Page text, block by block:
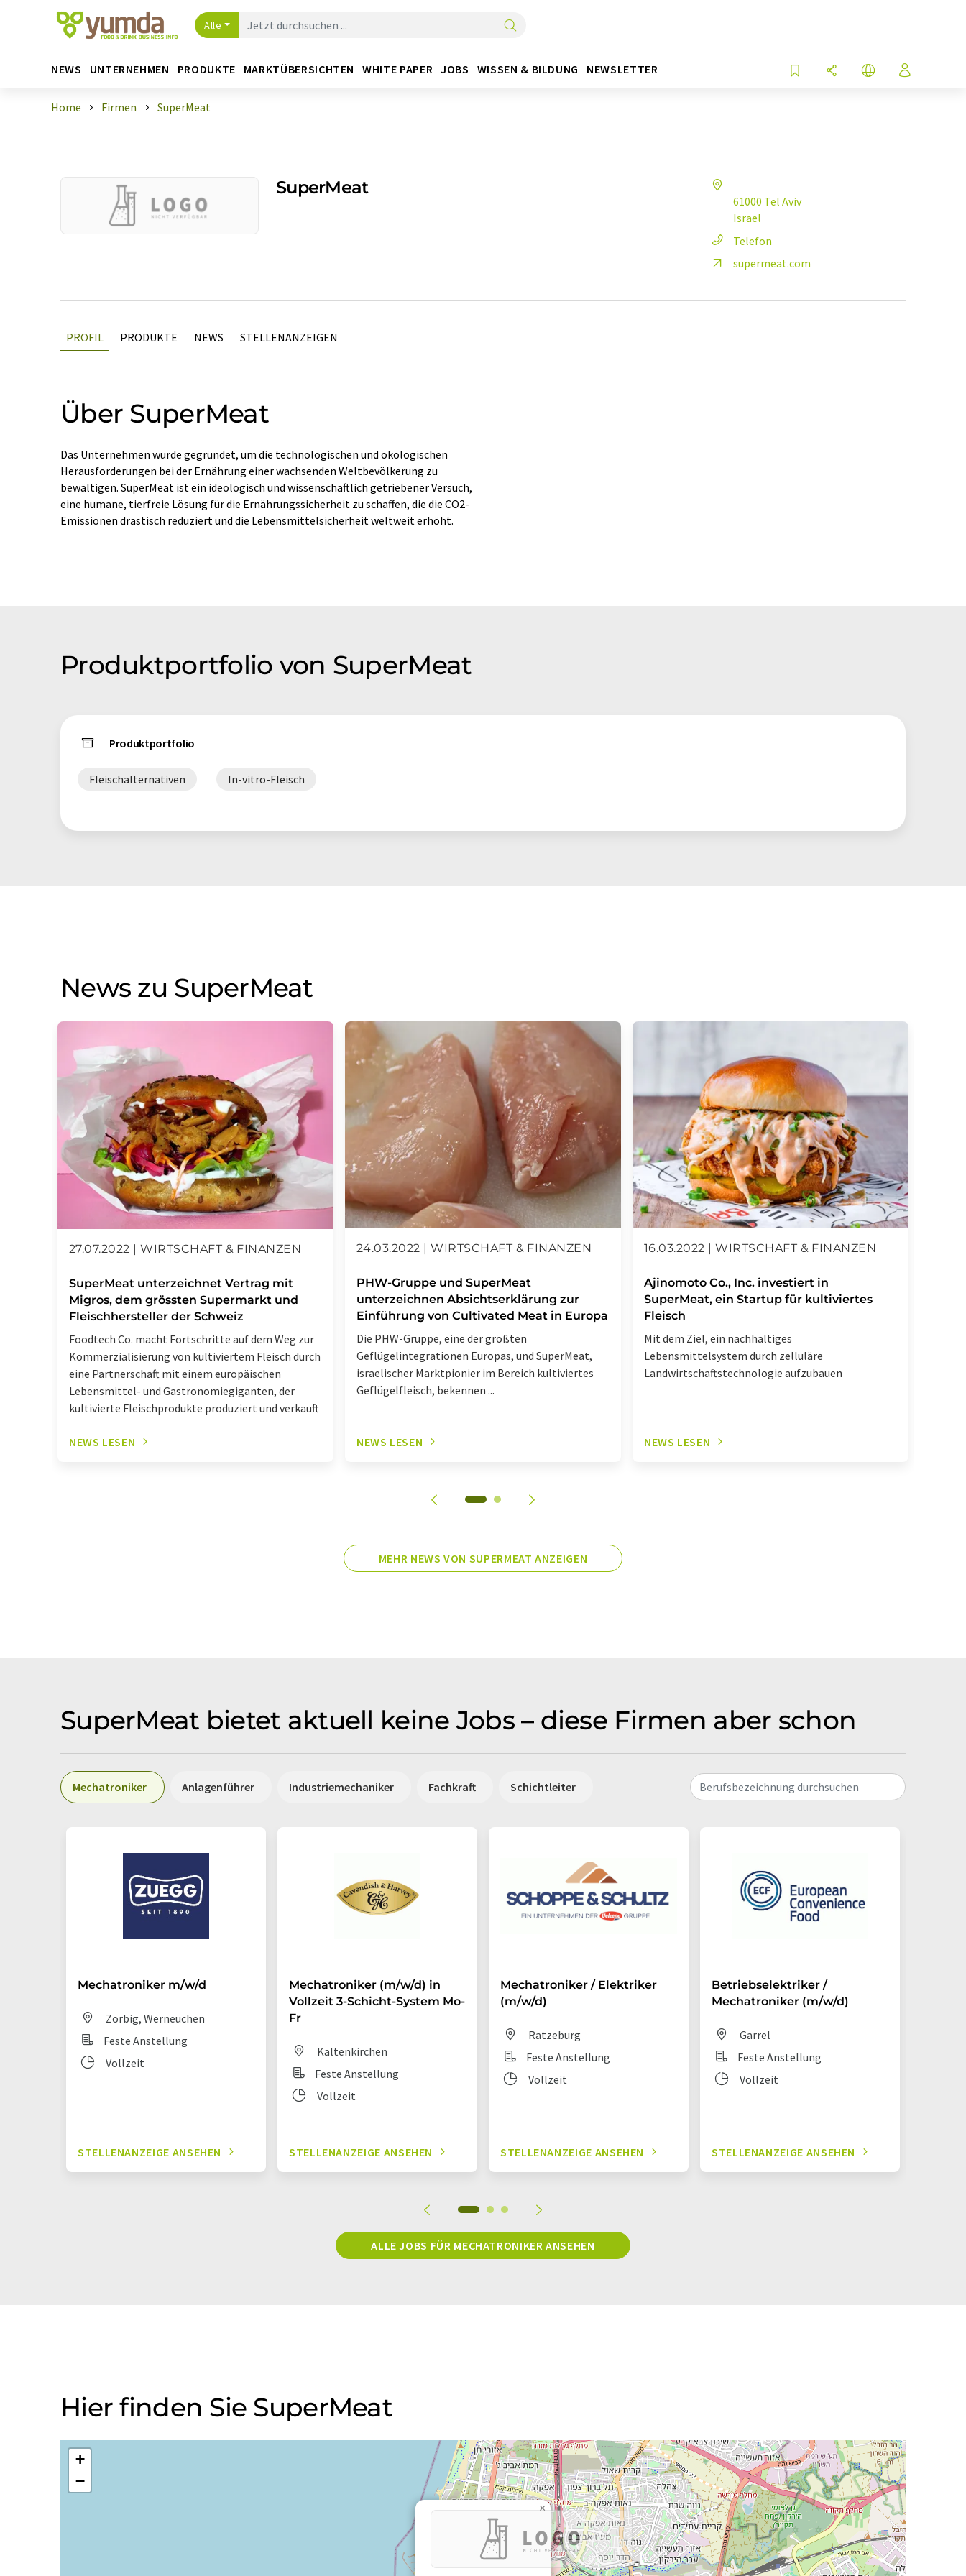
Alle
NEWS UNTERNEHMEN PRODUKTE MARKTÜBERSICHTEN WHITE PAPER JOBS WISSEN & BILDUNG NEWSLETTER
Home Firmen SuperMeat
SuperMeat
61000 Tel Aviv
Israel
Telefon
supermeat.com
PROFIL PRODUKTE NEWS STELLENANZEIGEN
Über SuperMeat
Das Unternehmen wurde gegründet, um die technologischen und ökologischen
Herausforderungen bei der Ernährung einer wachsenden Weltbevölkerung zu
bewältigen. SuperMeat ist ein ideologisch und wissenschaftlich getriebener Versuch,
eine humane, tierfreie Lösung für die Ernährungssicherheit zu schaffen, die die CO2-
Emissionen drastisch reduziert und die Lebensmittelsicherheit weltweit erhöht.
Produktportfolio von SuperMeat
Produktportfolio
Fleischalternativen In-vitro-Fleisch
News zu SuperMeat
27.07.2022 | WIRTSCHAFT & FINANZEN
SuperMeat unterzeichnet Vertrag mit
Migros, dem grössten Supermarkt und
Fleischhersteller der Schweiz
Foodtech Co. macht Fortschritte auf dem Weg zur
Kommerzialisierung von kultiviertem Fleisch durch
eine Partnerschaft mit einem europäischen
Lebensmittel- und Gastronomiegiganten, der
kultivierte Fleischprodukte produziert und verkauft
NEWS LESEN
24.03.2022 | WIRTSCHAFT & FINANZEN
PHW-Gruppe und SuperMeat
unterzeichnen Absichtserklärung zur
Einführung von Cultivated Meat in Europa
Die PHW-Gruppe, eine der größten
Geflügelintegrationen Europas, und SuperMeat,
israelischer Marktpionier im Bereich kultiviertes
Geflügelfleisch, bekennen ...
NEWS LESEN
16.03.2022 | WIRTSCHAFT & FINANZEN
Ajinomoto Co., Inc. investiert in
SuperMeat, ein Startup für kultiviertes
Fleisch
Mit dem Ziel, ein nachhaltiges
Lebensmittelsystem durch zelluläre
Landwirtschaftstechnologie aufzubauen
NEWS LESEN
MEHR NEWS VON SUPERMEAT ANZEIGEN
SuperMeat bietet aktuell keine Jobs – diese Firmen aber schon
Mechatroniker Anlagenführer Industriemechaniker Fachkraft Schichtleiter Berufsbezeichnung durchsuchen
Mechatroniker m/w/d
Zörbig, Werneuchen
Feste Anstellung
Vollzeit
STELLENANZEIGE ANSEHEN
Mechatroniker (m/w/d) in
Vollzeit 3-Schicht-System Mo-
Fr
Kaltenkirchen
Feste Anstellung
Vollzeit
STELLENANZEIGE ANSEHEN
Mechatroniker / Elektriker
(m/w/d)
Ratzeburg
Feste Anstellung
Vollzeit
STELLENANZEIGE ANSEHEN
Betriebselektriker /
Mechatroniker (m/w/d)
Garrel
Feste Anstellung
Vollzeit
STELLENANZEIGE ANSEHEN
ALLE JOBS FÜR MECHATRONIKER ANSEHEN
Hier finden Sie SuperMeat
×
+
−